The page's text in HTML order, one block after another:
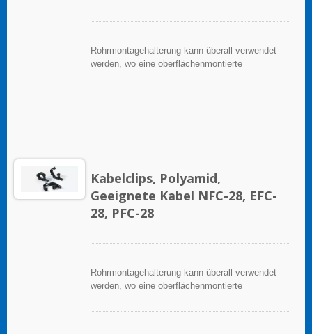
Rohrmontagehalterung kann überall verwendet
werden, wo eine oberflächenmontierte
Kabelclips, Polyamid,
Geeignete Kabel NFC-28, EFC-
28, PFC-28
Rohrmontagehalterung kann überall verwendet
werden, wo eine oberflächenmontierte